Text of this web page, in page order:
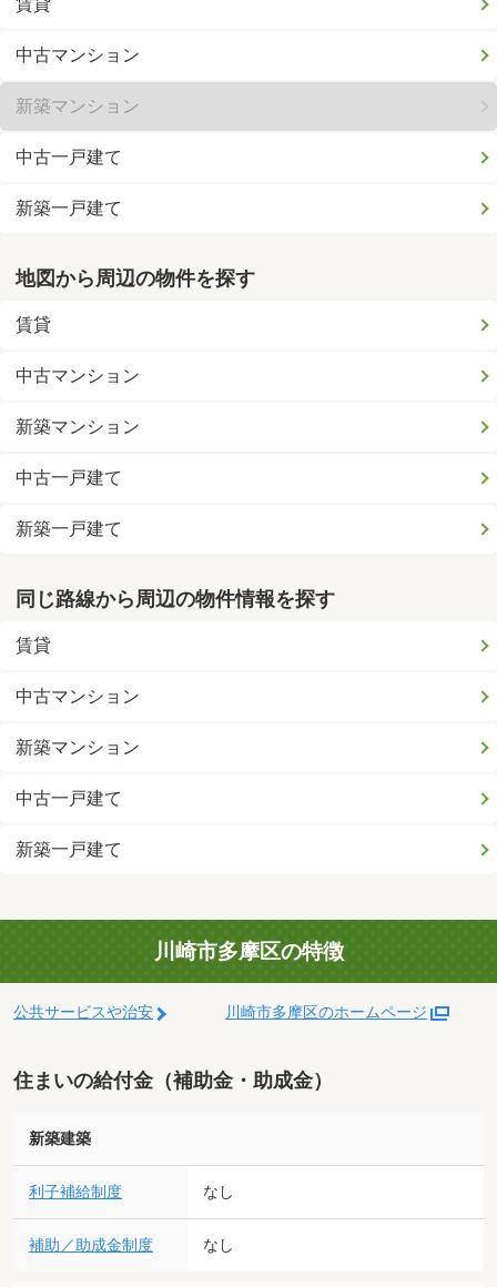
中古マンション
新築マンション
中古一戸建て
新築一戸建て
地図から周辺の物件を探す
賃貸
中古マンション
新築マンション
中古一戸建て
新築一戸建て
同じ路線から周辺の物件情報を探す
賃貸
中古マンション
新築マンション
中古一戸建て
新築一戸建て
川崎市多摩区の特徴
公共サービスや治安 川崎市多摩区のホームページ
住まいの給付金（補助金・助成金）
新築建築
利子補給制度 なし
補助／助成金制度 なし